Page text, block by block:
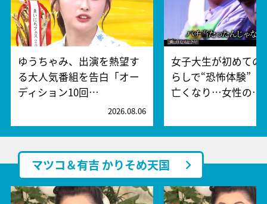
ゆうちゃみ、出演を熱望す
る大人気番組を告白「オー
ディション10回…
2026.08.06
女子大生が初めての
らしで“恐怖体験”
亡くなり…女性の…
マツコ＆有吉 かりそめ天国